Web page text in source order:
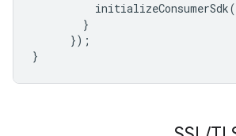
initializeConsumerSdk
}
});
}